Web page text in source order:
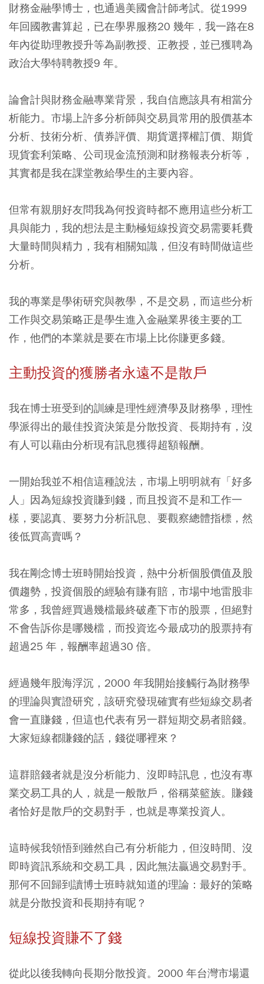
財務金融學博士，也通過美國會計師考試。從1999
年回國教書算起，已在學界服務20 幾年，我一路在8
年內從助理教授升等為副教授、正教授，並已獲聘為
政治大學特聘教授9 年。
論會計與財務金融專業背景，我自信應該具有相當分
析能力。市場上許多分析師與交易員常用的股價基本
分析、技術分析、債券評價、期貨選擇權訂價、期貨
現貨套利策略、公司現金流預測和財務報表分析等，
其實都是我在課堂教給學生的主要內容。
但常有親朋好友問我為何投資時都不應用這些分析工
具與能力，我的想法是主動極短線投資交易需要耗費
大量時間與精力，我有相關知識，但沒有時間做這些
分析。
我的專業是學術研究與教學，不是交易，而這些分析
工作與交易策略正是學生進入金融業界後主要的工
作，他們的本業就是要在市場上比你賺更多錢。
主動投資的獲勝者永遠不是散戶
我在博士班受到的訓練是理性經濟學及財務學，理性
學派得出的最佳投資決策是分散投資、長期持有，沒
有人可以藉由分析現有訊息獲得超額報酬。
一開始我並不相信這種說法，市場上明明就有「好多
人」因為短線投資賺到錢，而且投資不是和工作一
樣，要認真、要努力分析訊息、要觀察總體指標，然
後低買高賣嗎？
我在剛念博士班時開始投資，熱中分析個股價值及股
價趨勢，投資個股的經驗有賺有賠，市場中地雷股非
常多，我曾經買過幾檔最終破產下市的股票，但絕對
不會告訴你是哪幾檔，而投資迄今最成功的股票持有
超過25 年，報酬率超過30 倍。
經過幾年股海浮沉，2000 年我開始接觸行為財務學
的理論與實證研究，該研究發現確實有些短線交易者
會一直賺錢，但這也代表有另一群短期交易者賠錢。
大家短線都賺錢的話，錢從哪裡來？
這群賠錢者就是沒分析能力、沒即時訊息，也沒有專
業交易工具的人，就是一般散戶，俗稱菜籃族。賺錢
者恰好是散戶的交易對手，也就是專業投資人。
這時候我領悟到雖然自己有分析能力，但沒時間、沒
即時資訊系統和交易工具，因此無法贏過交易對手。
那何不回歸到讀博士班時就知道的理論：最好的策略
就是分散投資和長期持有呢？
短線投資賺不了錢
從此以後我轉向長期分散投資。2000 年台灣市場還